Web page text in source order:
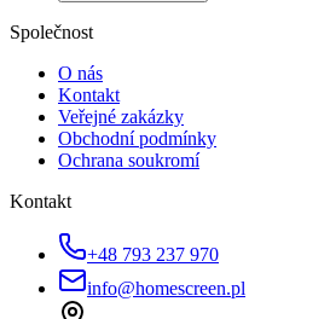
Společnost
O nás
Kontakt
Veřejné zakázky
Obchodní podmínky
Ochrana soukromí
Kontakt
+48 793 237 970
info@homescreen.pl